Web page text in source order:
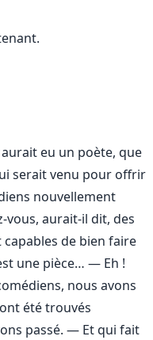
aurait eu un poète, que
serait venu pour offrir
nouvellement
vous, aurait-il dit, des
de bien faire
une pièce… — Eh !
nous avons
été trouvés
passé. — Et qui fait